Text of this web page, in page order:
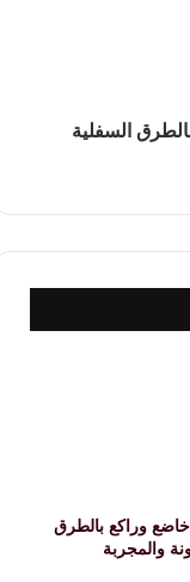
السفلية
وراكع بالطرق
والمجربة